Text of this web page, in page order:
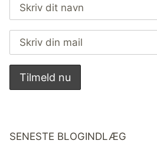
SENESTE BLOGINDLÆG